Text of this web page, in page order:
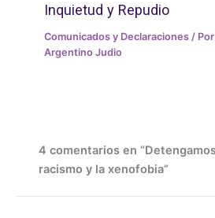
Inquietud y Repudio
Comunicados y Declaraciones / Por
Argentino Judio
4 comentarios en
racismo y la xenofobia”